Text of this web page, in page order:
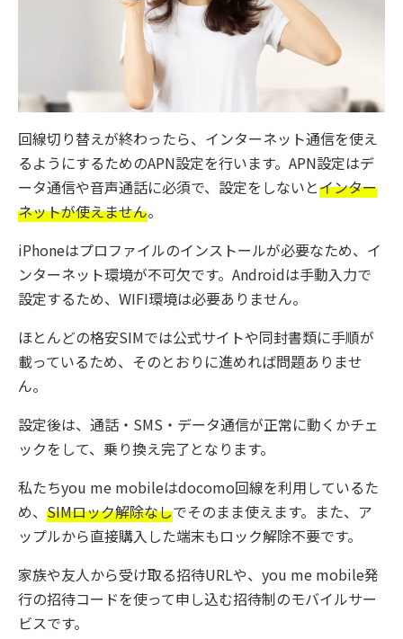
回線切り替えが終わったら、インターネット通信を使え
るようにするためのAPN設定を行います。APN設定はデ
ータ通信や音声通話に必須で、設定をしないとインター
ネットが使えません。
iPhoneはプロファイルのインストールが必要なため、イ
ンターネット環境が不可欠です。Androidは手動入力で
設定するため、WIFI環境は必要ありません。
ほとんどの格安SIMでは公式サイトや同封書類に手順が
載っているため、そのとおりに進めれば問題ありませ
ん。
設定後は、通話・SMS・データ通信が正常に動くかチェ
ックをして、乗り換え完了となります。
私たちyou me mobileはdocomo回線を利用しているた
め、 SIMロック解除なしでそのまま使えます。また、ア
ップルから直接購入した端末もロック解除不要です。
家族や友人から受け取る招待URLや、you me mobile発
行の招待コードを使って申し込む招待制のモバイルサー
ビスです。